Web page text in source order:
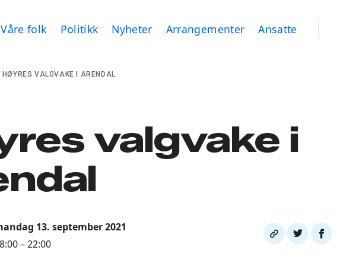
Våre folk Politikk Nyheter Arrangementer Ansatte
HØYRES VALGVAKE I ARENDAL
valgvake i
13. september 2021
– 22:00
Del
link
Del
på
Del
på